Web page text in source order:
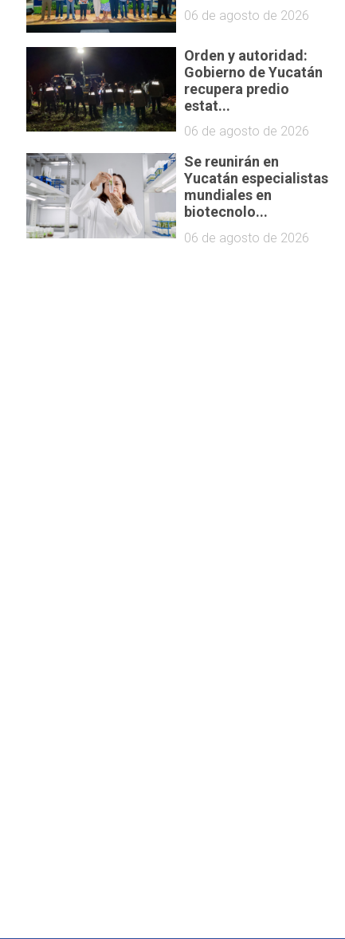
06 de agosto de 2026
Orden y autoridad:
Gobierno de Yucatán
recupera predio
estat...
06 de agosto de 2026
Se reunirán en
Yucatán especialistas
mundiales en
biotecnolo...
06 de agosto de 2026